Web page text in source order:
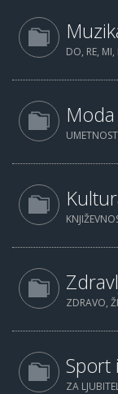
DO, RE,
Moda
ZDRAVO,
Sport
ZA